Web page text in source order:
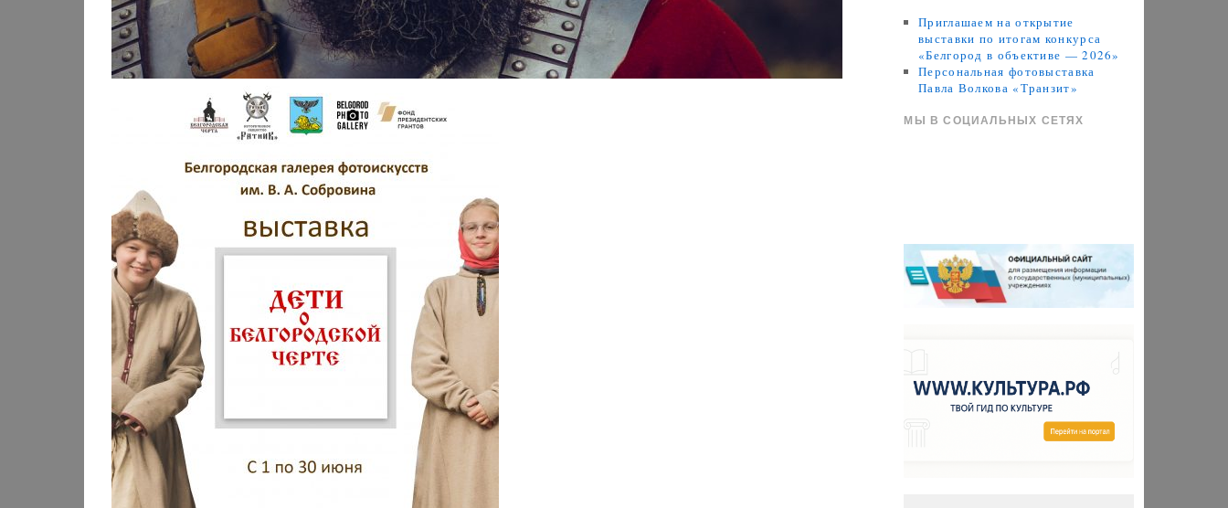
Приглашаем на открытие
выставки по итогам конкурса
«Белгород в объективе — 2026»
Персональная фотовыставка
Павла Волкова «Транзит»
МЫ В СОЦИАЛЬНЫХ СЕТЯХ